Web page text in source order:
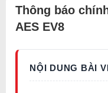
Thông báo
AES EV8